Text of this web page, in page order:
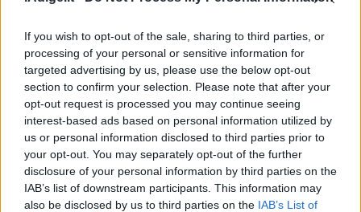
If you wish to opt-out of the sale, sharing to third parties, or
processing of your personal or sensitive information for
targeted advertising by us, please use the below opt-out
section to confirm your selection. Please note that after your
opt-out request is processed you may continue seeing
interest-based ads based on personal information utilized by
us or personal information disclosed to third parties prior to
your opt-out. You may separately opt-out of the further
disclosure of your personal information by third parties on the
IAB’s list of downstream participants. This information may
also be disclosed by us to third parties on the IAB’s List of